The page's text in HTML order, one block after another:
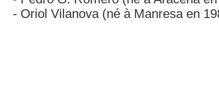
- Oriol Vilanova (né à Manresa en